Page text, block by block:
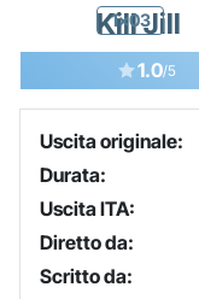
1x03
Kill Jill
1.0/5
Uscita originale:
Durata:
Uscita ITA:
Diretto da:
Scritto da: